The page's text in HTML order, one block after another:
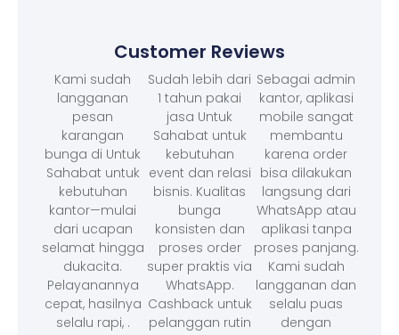
Customer Reviews
Kami sudah
langganan
pesan
karangan
bunga di Untuk
Sahabat untuk
kebutuhan
kantor—mulai
dari ucapan
selamat hingga
dukacita.
Pelayanannya
cepat, hasilnya
selalu rapi, .
Sudah lebih dari
1 tahun pakai
jasa Untuk
Sahabat untuk
kebutuhan
event dan relasi
bisnis. Kualitas
bunga
konsisten dan
proses order
super praktis via
WhatsApp.
Cashback untuk
pelanggan rutin
Sebagai admin
kantor, aplikasi
mobile sangat
membantu
karena order
bisa dilakukan
langsung dari
WhatsApp atau
aplikasi tanpa
proses panjang.
Kami sudah
langganan dan
selalu puas
dengan